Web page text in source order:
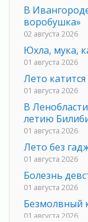
В
воробушка»
02 августа 2026
Юхла, мука,
01 августа 2026
Лето катится
01 августа 2026
В
летию
01 августа 2026
Лето без
01 августа 2026
Болезнь
01 августа 2026
Безмолвный
01 августа 2026